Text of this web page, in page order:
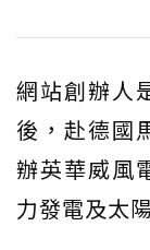
網站創辦人
後，赴德國
辦英華威風
力發電及太